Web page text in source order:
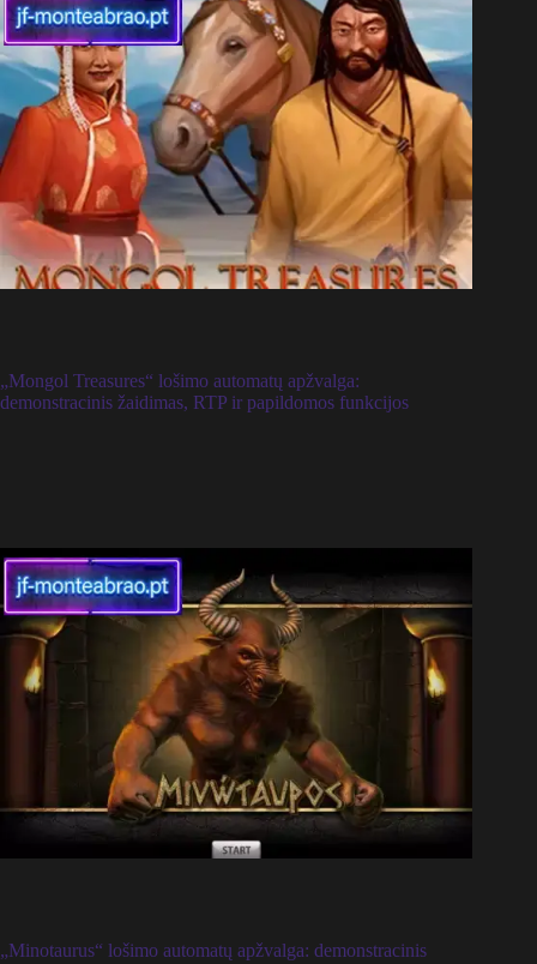
„Mongol Treasures“ lošimo automatų apžvalga:
demonstracinis žaidimas, RTP ir papildomos funkcijos
„Minotaurus“ lošimo automatų apžvalga: demonstracinis